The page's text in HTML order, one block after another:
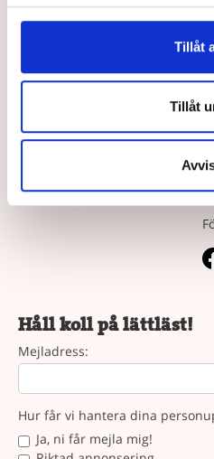
Tillåt
Tillåt
Våra Böcker
Lättlästa böcker efter ålder
Bokserierna
Håll koll på lättläst!
Mejladress:
Hur får vi hantera dina
Ja, ni får mejla mig!